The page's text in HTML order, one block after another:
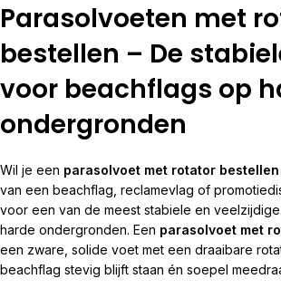
Parasolvoeten met
bestellen – De
voor beachflags op
ondergronden
Wil je een parasolvoet met rotator bestellen
van een beachflag, reclamevlag of
voor een van de meest stabiele en
harde ondergronden. Een parasolvoet met
een zware, solide voet met een draaibare
beachflag stevig blijft staan én soepel